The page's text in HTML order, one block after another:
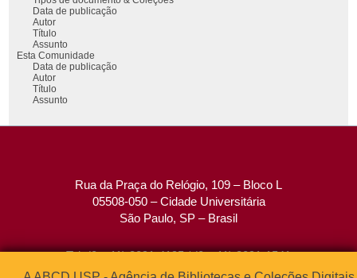
Data de publicação
Autor
Título
Assunto
Esta Comunidade
Data de publicação
Autor
Título
Assunto
Rua da Praça do Relógio, 109 – Bloco L
05508-050 – Cidade Universitária
São Paulo, SP – Brasil
Tel: (0xx11) 3091-4195 / (0xx11) 3091-1541
Fax: (0xx11) 3091-1567